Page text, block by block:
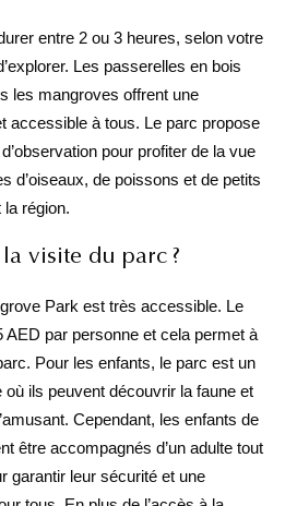
entre 2 ou 3 heures, selon votre
Les passerelles en bois
les mangroves offrent une
accessible à tous. Le parc propose
pour profiter de la vue
d’oiseaux, de poissons et de petits
région.
visite du parc ?
Park est très accessible. Le
AED par personne et cela permet à
Pour les enfants, le parc est un
où ils peuvent découvrir la faune et
Cependant, les enfants de
être accompagnés d’un adulte tout
garantir leur sécurité et une